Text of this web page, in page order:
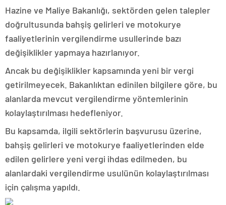
Hazine ve Maliye Bakanlığı, sektörden gelen talepler
doğrultusunda bahşiş gelirleri ve motokurye
faaliyetlerinin vergilendirme usullerinde bazı
değişiklikler yapmaya hazırlanıyor.
Ancak bu değişiklikler kapsamında yeni bir vergi
getirilmeyecek. Bakanlıktan edinilen bilgilere göre, bu
alanlarda mevcut vergilendirme yöntemlerinin
kolaylaştırılması hedefleniyor.
Bu kapsamda, ilgili sektörlerin başvurusu üzerine,
bahşiş gelirleri ve motokurye faaliyetlerinden elde
edilen gelirlere yeni vergi ihdas edilmeden, bu
alanlardaki vergilendirme usulünün kolaylaştırılması
için çalışma yapıldı.